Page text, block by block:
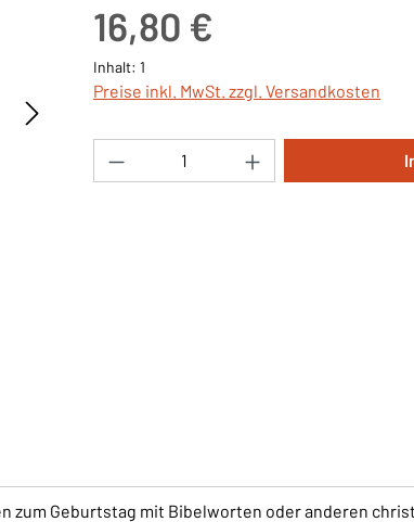
16,80 €
Inhalt: 1
Preise inkl. MwSt. zzgl. Versandkosten
Produkt Anzahl: Gib den
zum Geburtstag mit Bibelworten oder anderen